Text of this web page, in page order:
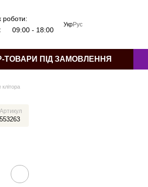
роботи:
09:00 - 18:00
УкрРус
ТОВАРИ ПІД ЗАМОВЛЕННЯ
Артикул
553263